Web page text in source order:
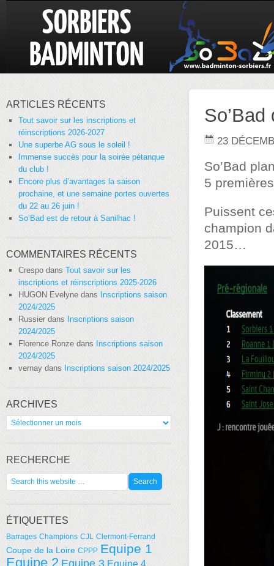
23
So’Bad
5
Puissent
champion
2015…
ARTICLES RÉCENTS
Tout savoir sur les inscriptions et
réinscriptions 2026-2027
Une superbe AG sous le soleil !
Immense succès pour la soirée pétanque
du club !
Encore plus d’avantages la saison
prochaine, et une semaine portes ouvertes
du 22 au 26 juin !
So’Bad est de retour à Sanilhac !
COMMENTAIRES RÉCENTS
Crespo dans Tout savoir sur les
inscriptions et réinscriptions 2025-2026
HUGON Evelyne dans Inscriptions saison
2024/2025
Russierdans Inscriptions saison
2024/2025
Florence Ronze dans Inscriptions saison
2024/2025
vernay dans Inscriptions saison 2024/2025
ARCHIVES
Archives
RECHERCHE
ÉTIQUETTES
Barrages Champions CJL Clermont-Ferrand
Coupe de la Loire CPPP Equipe 1
Equipe 2 Equipe 3 Equipe 4